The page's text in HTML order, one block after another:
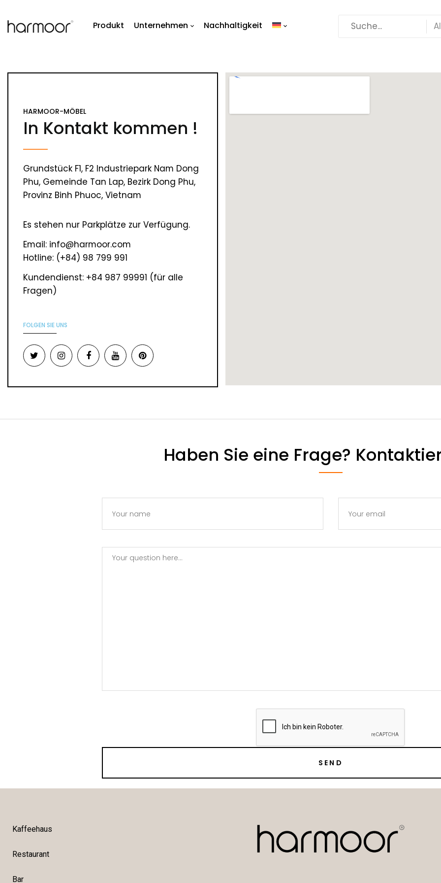
Produkt Unternehmen Nachhaltigkeit
HARMOOR-MÖBEL
In Kontakt kommen !
Grundstück F1, F2 Industriepark Nam Dong
Phu, Gemeinde Tan Lap, Bezirk Dong Phu,
Provinz Binh Phuoc, Vietnam
Es stehen nur Parkplätze zur Verfügung.
Email: info@harmoor.com
Hotline: (+84) 98 799 991
Kundendienst: +84 987 99991 (für alle
Fragen)
FOLGEN SIE UNS
Haben Sie eine Frage?
Kaffeehaus
Restaurant
Bar